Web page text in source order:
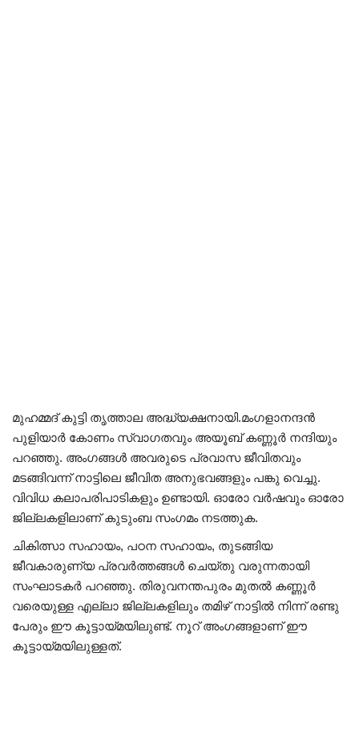
മുഹമ്മദ് കുട്ടി തൃത്താല അദ്ധ്യക്ഷനായി.മംഗളാനന്ദൻ
പുളിയാർ കോണം സ്വാഗതവും അയൂബ് കണ്ണൂർ നന്ദിയും
പറഞ്ഞു. അംഗങ്ങൾ അവരുടെ പ്രവാസ ജീവിതവും
മടങ്ങിവന്ന് നാട്ടിലെ ജീവിത അനുഭവങ്ങളും പങ്കു വെച്ചു.
വിവിധ കലാപരിപാടികളും ഉണ്ടായി. ഓരോ വർഷവും ഓരോ
ജില്ലകളിലാണ് കുടുംബ സംഗമം നടത്തുക.
ചികിത്സാ സഹായം, പഠന സഹായം, തുടങ്ങിയ
ജീവകാരുണ്യ പ്രവർത്തങ്ങൾ ചെയ്‌തു വരുന്നതായി
സംഘാടകർ പറഞ്ഞു. തിരുവനന്തപുരം മുതൽ കണ്ണൂർ
വരെയുള്ള എല്ലാ ജില്ലകളിലും തമിഴ് നാട്ടിൽ നിന്ന് രണ്ടു
പേരും ഈ കൂട്ടായ്മയിലുണ്ട്. നൂറ് അംഗങ്ങളാണ് ഈ
കൂട്ടായ്മയിലുള്ളത്.